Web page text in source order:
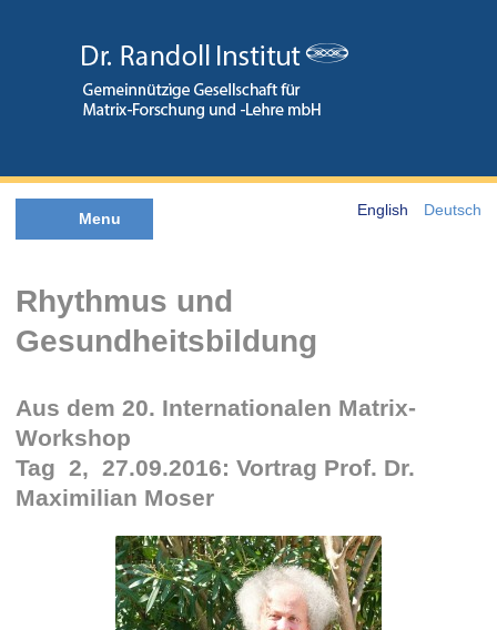
English Deutsch
Menu
Rhythmus und
Gesundheitsbildung
Aus dem 20. Internationalen Matrix-
Workshop
Tag 2, 27.09.2016: Vortrag Prof. Dr.
Maximilian Moser